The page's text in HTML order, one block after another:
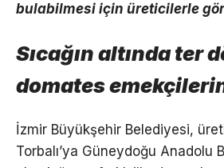
bulabilmesi için üreticilerle
Sıcağın altında ter
domates
İzmir Büyükşehir Belediyesi,
Torbalı’ya Güneydoğu Anadolu